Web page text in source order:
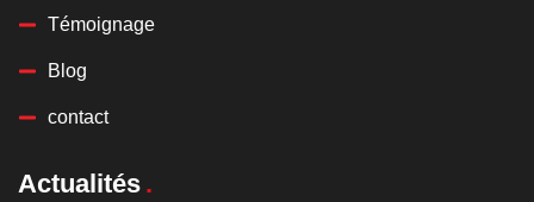
Témoignage
Blog
contact
Actualités